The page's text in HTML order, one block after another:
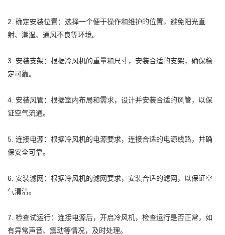
2. 确定安装位置：选择一个便于操作和维护的位置，避免阳光直
射、潮湿、通风不良等环境。
3. 安装支架：根据冷风机的重量和尺寸，安装合适的支架，确保稳
定可靠。
4. 安装风管：根据室内布局和需求，设计并安装合适的风管，以保
证空气流通。
5. 连接电源：根据冷风机的电源要求，连接合适的电源线路，并确
保安全可靠。
6. 安装滤网：根据冷风机的滤网要求，安装合适的滤网，以保证空
气清洁。
7. 检查试运行：连接电源后，开启冷风机，检查运行是否正常，如
有异常声音、震动等情况，及时处理。